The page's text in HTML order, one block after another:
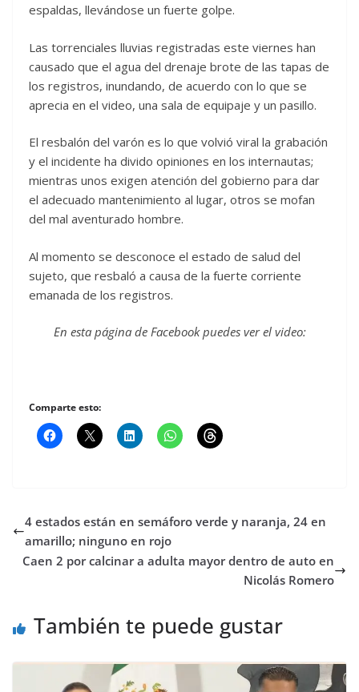
espaldas, llevándose un fuerte golpe.
Las torrenciales lluvias registradas este viernes han
causado que el agua del drenaje brote de las tapas de
los registros, inundando, de acuerdo con lo que se
aprecia en el video, una sala de equipaje y un pasillo.
El resbalón del varón es lo que volvió viral la grabación
y el incidente ha divido opiniones en los internautas;
mientras unos exigen atención del gobierno para dar
el adecuado mantenimiento al lugar, otros se mofan
del mal aventurado hombre.
Al momento se desconoce el estado de salud del
sujeto, que resbaló a causa de la fuerte corriente
emanada de los registros.
En esta página de Facebook puedes ver el video:
Comparte esto:
4 estados están en semáforo verde y naranja, 24 en
amarillo; ninguno en rojo
Caen 2 por calcinar a adulta mayor dentro de auto en
Nicolás Romero
También te puede gustar